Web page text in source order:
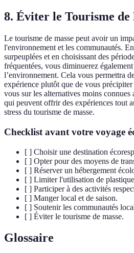
8. Éviter le Tourisme de
Le tourisme de masse peut avoir un
l'environnement et les communautés.
surpeuplées et en choisissant des
fréquentées, vous diminuerez
l’environnement. Cela vous permettra
expérience plutôt que de vous
vous sur les alternatives moins connues
qui peuvent offrir des expériences tout
stress du tourisme de masse.
Checklist avant votre voyage
[ ] Choisir une destination
[ ] Opter pour des moyens de
[ ] Réserver un hébergement
[ ] Limiter l'utilisation de
[ ] Participer à des activités
[ ] Manger local et de saison.
[ ] Soutenir les communautés
[ ] Éviter le tourisme de masse.
Glossaire